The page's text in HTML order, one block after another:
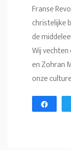
Franse
christelijke
de
Wij
en Zohran
onze